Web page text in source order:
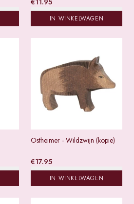
IN WINKELWAGEN
Ostheimer - Wildzwijn (kopie)
€17.95
IN WINKELWAGEN